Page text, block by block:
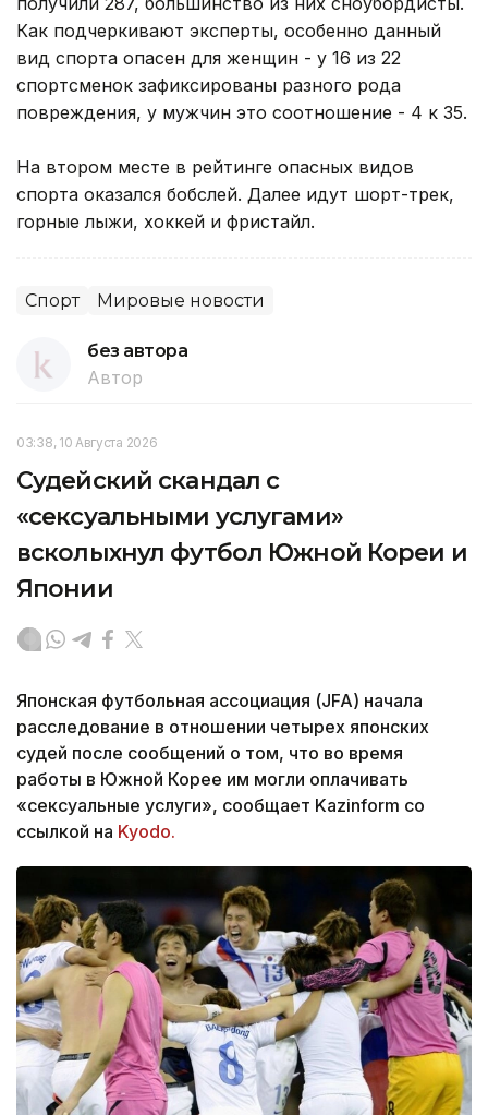
Как подчеркивают эксперты, особенно данный
вид спорта опасен для женщин - у 16 из 22
спортсменок зафиксированы разного рода
повреждения, у мужчин это соотношение - 4 к 35.
На втором месте в рейтинге опасных видов
спорта оказался бобслей. Далее идут шорт-трек,
горные лыжи, хоккей и фристайл.
Спорт Мировые новости
без автора
Автор
03:38, 10 Августа 2026
Судейский скандал с
«сексуальными услугами»
всколыхнул футбол Южной Кореи и
Японии
Японская футбольная ассоциация (JFA) начала
расследование в отношении четырех японских
судей после сообщений о том, что во время
работы в Южной Корее им могли оплачивать
«сексуальные услуги», сообщает Kazinform со
ссылкой на Kyodo.